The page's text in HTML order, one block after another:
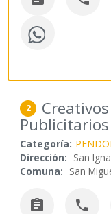
2
Publicitarios
Categoría:
Dirección: San
Comuna: San
 